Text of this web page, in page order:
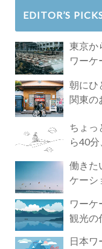
EDITOR’S
東京か
ワーケ
朝にひ
関東の
ちょっ
ら40分
働きた
ケーシ
ワーケ
観光の
日本ワ